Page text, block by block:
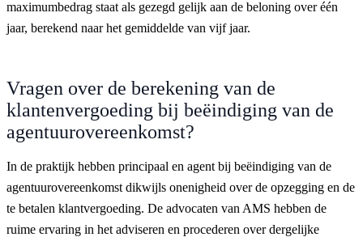
maximumbedrag staat als gezegd gelijk aan de beloning over één
jaar, berekend naar het gemiddelde van vijf jaar.
Vragen over de berekening van de
klantenvergoeding bij beëindiging van de
agentuurovereenkomst?
In de praktijk hebben principaal en agent bij beëindiging van de
agentuurovereenkomst dikwijls onenigheid over de opzegging en de
te betalen klantvergoeding. De advocaten van AMS hebben de
ruime ervaring in het adviseren en procederen over dergelijke